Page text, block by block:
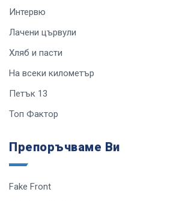
Интервю
Лачени цървули
Хляб и пасти
На всеки километър
Петък 13
Топ Фактор
Препоръчваме Ви
Fake Front